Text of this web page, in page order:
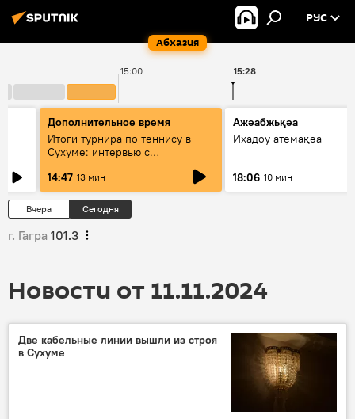
Абхазия
РУС
15:00 15:28
Дополнительное время
Итоги турнира по теннису в
Сухуме: интервью с
14:47 13 мин
Ажәабжьқәа
Ихадоу атемақәа
18:06 10 мин
Вчера Сегодня
г. Гагра 101.3
Новости от 11.11.2024
Две кабельные линии вышли из строя
в Сухуме